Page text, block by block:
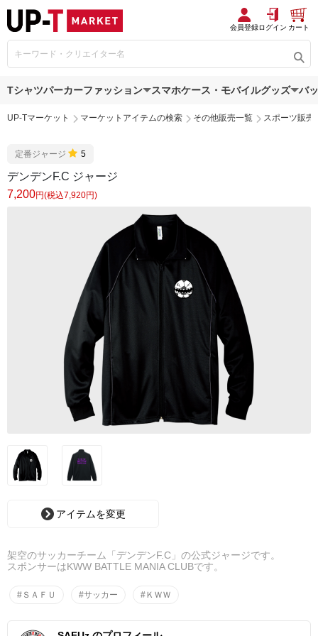
会員登録ログイン カート
Tシャツパーカーファッション スマホケース・モバイルグッズ バ
UP-Tマーケット マーケットアイテムの検索 その他販売一覧 スポーツ販売
定番ジャージ 5
デンデンF.C ジャージ
7,200円(税込7,920円)
アイテムを変更
架空のサッカーチーム「デンデンF.C」の公式ジャージです。
スポンサーはKWW BATTLE MANIA CLUBです。
#ＳＡＦＵ #サッカー #ＫＷＷ